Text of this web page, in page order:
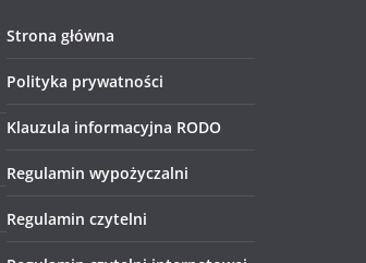
Strona główna
Polityka prywatności
Klauzula informacyjna RODO
Regulamin wypożyczalni
Regulamin czytelni